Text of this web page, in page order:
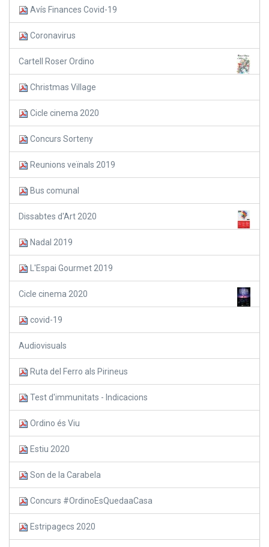
Avís Finances Covid-19
Coronavirus
Cartell Roser Ordino
Christmas Village
Cicle cinema 2020
Concurs Sorteny
Reunions veïnals 2019
Bus comunal
Dissabtes d'Art 2020
Nadal 2019
L'Espai Gourmet 2019
Cicle cinema 2020
covid-19
Audiovisuals
Ruta del Ferro als Pirineus
Test d'immunitats - Indicacions
Ordino és Viu
Estiu 2020
Son de la Carabela
Concurs #OrdinoEsQuedaaCasa
Estripagecs 2020